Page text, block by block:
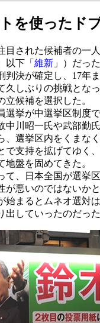
を使ったド
された候補者の一
、以下 「維新 」）だっ
判決が確定し、17年
久しぶりの挑戦とな
立候補を選択した。
挙が中選挙区制度
中川昭一氏や武部勤
、選挙区内をくまな
で支持を拡げてゆく
盤を固めてきた。
、日本全国が選挙
が悪いのではないかと
始まるとムネオ選対
していったのだった